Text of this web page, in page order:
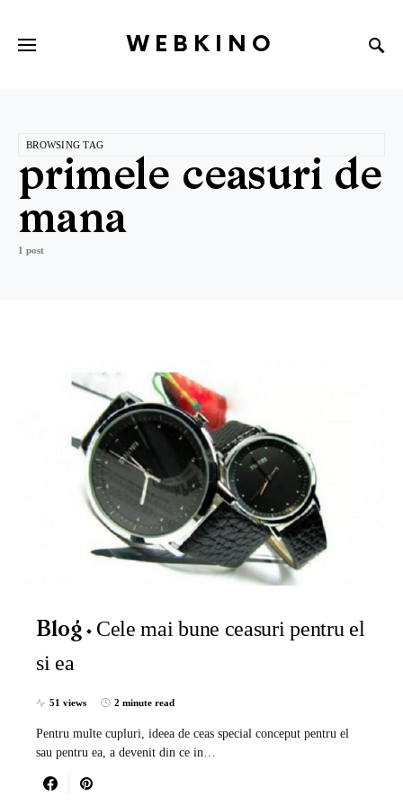
WEBKINO
BROWSING TAG
primele ceasuri de
mana
1 post
Blog
Cele mai bune ceasuri pentru el
si ea
51 views 2 minute read
Pentru multe cupluri, ideea de ceas special conceput pentru el
sau pentru ea, a devenit din ce in…